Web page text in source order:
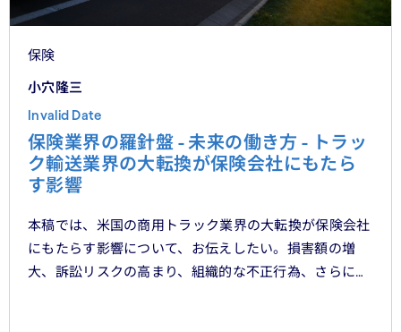
保険
小穴隆三
Invalid Date
保険業界の羅針盤 - 未来の働き方 - トラッ
ク輸送業界の大転換が保険会社にもたら
す影響
本稿では、米国の商用トラック業界の大転換が保険会社
にもたらす影響について、お伝えしたい。損害額の増
大、訴訟リスクの高まり、組織的な不正行為、さらには